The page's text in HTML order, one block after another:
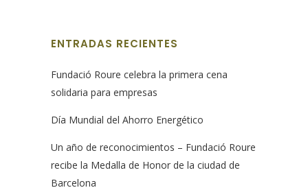
ENTRADAS RECIENTES
Fundació Roure celebra la primera cena
solidaria para empresas
Día Mundial del Ahorro Energético
Un año de reconocimientos – Fundació Roure
recibe la Medalla de Honor de la ciudad de
Barcelona